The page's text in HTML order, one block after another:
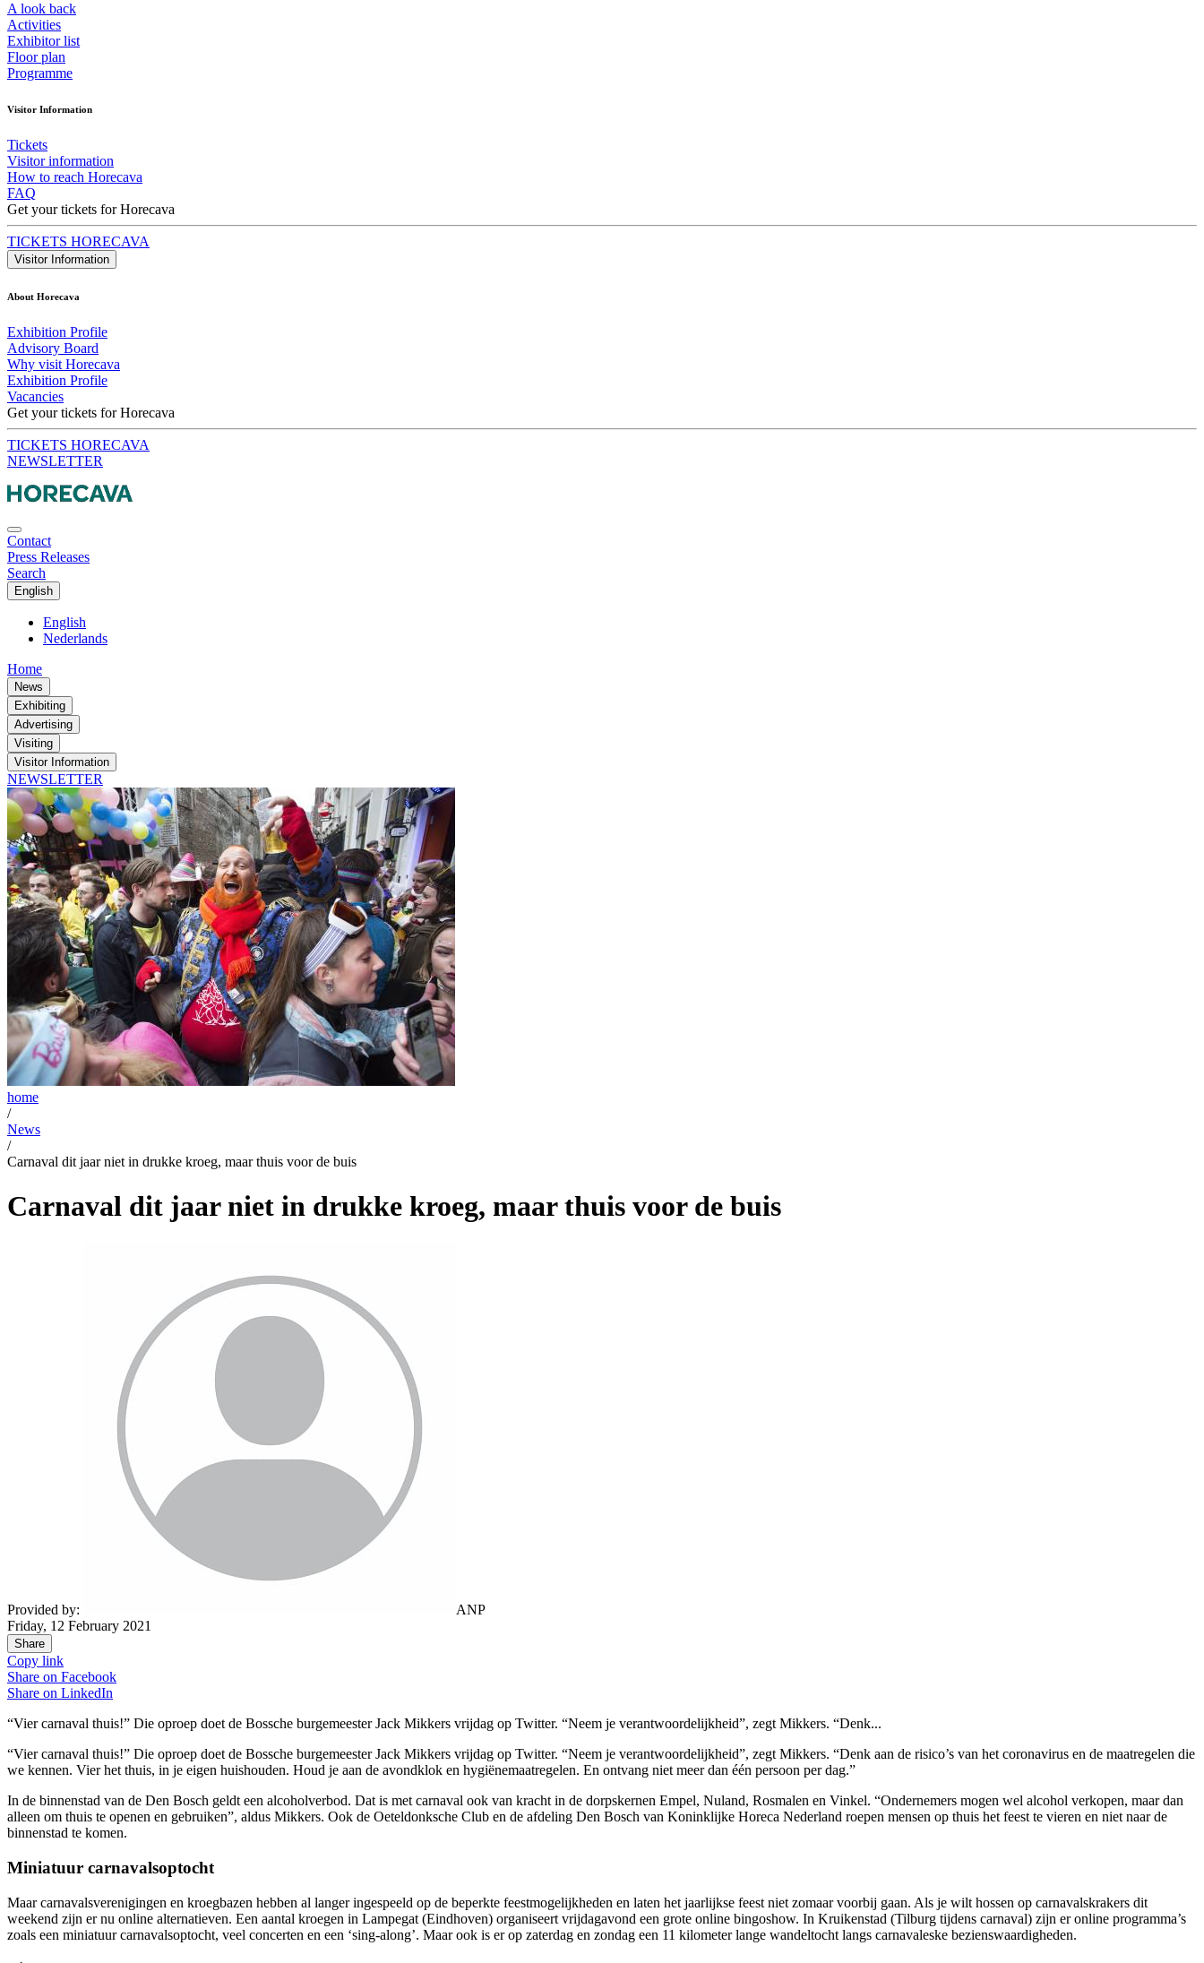
A look back
Activities
Exhibitor list
Floor plan
Programme
Visitor Information
Tickets
Visitor information
How to reach Horecava
FAQ
Get your tickets for Horecava
TICKETS HORECAVA
Visitor Information
About Horecava
Exhibition Profile
Advisory Board
Why visit Horecava
Exhibition Profile
Vacancies
Get your tickets for Horecava
TICKETS HORECAVA
NEWSLETTER
Contact
Press Releases
Search
English
English
Nederlands
Home
News
Exhibiting
Advertising
Visiting
Visitor Information
NEWSLETTER
home
/
News
/
Carnaval dit jaar niet in drukke kroeg, maar thuis voor de buis
Carnaval dit jaar niet in drukke kroeg, maar thuis voor de buis
Provided by:
ANP
Friday, 12 February 2021
Share
Copy link
Share on Facebook
Share on LinkedIn
“Vier carnaval thuis!” Die oproep doet de Bossche burgemeester Jack Mikkers vrijdag op Twitter. “Neem je verantwoordelijkheid”, zegt Mikkers. “Denk...
“Vier carnaval thuis!” Die oproep doet de Bossche burgemeester Jack Mikkers vrijdag op Twitter. “Neem je verantwoordelijkheid”, zegt Mikkers. “Denk aan de risico’s van het coronavirus en de maatregelen die
we kennen. Vier het thuis, in je eigen huishouden. Houd je aan de avondklok en hygiënemaatregelen. En ontvang niet meer dan één persoon per dag.”
In de binnenstad van de Den Bosch geldt een alcoholverbod. Dat is met carnaval ook van kracht in de dorpskernen Empel, Nuland, Rosmalen en Vinkel. “Ondernemers mogen wel alcohol verkopen, maar dan
alleen om thuis te openen en gebruiken”, aldus Mikkers. Ook de Oeteldonksche Club en de afdeling Den Bosch van Koninklijke Horeca Nederland roepen mensen op thuis het feest te vieren en niet naar de
binnenstad te komen.
Miniatuur carnavalsoptocht
Maar carnavalsverenigingen en kroegbazen hebben al langer ingespeeld op de beperkte feestmogelijkheden en laten het jaarlijkse feest niet zomaar voorbij gaan. Als je wilt hossen op carnavalskrakers dit
weekend zijn er nu online alternatieven. Een aantal kroegen in Lampegat (Eindhoven) organiseert vrijdagavond een grote online bingoshow. In Kruikenstad (Tilburg tijdens carnaval) zijn er online programma’s
zoals een miniatuur carnavalsoptocht, veel concerten en een ‘sing-along’. Maar ook is er op zaterdag en zondag een 11 kilometer lange wandeltocht langs carnavaleske bezienswaardigheden.